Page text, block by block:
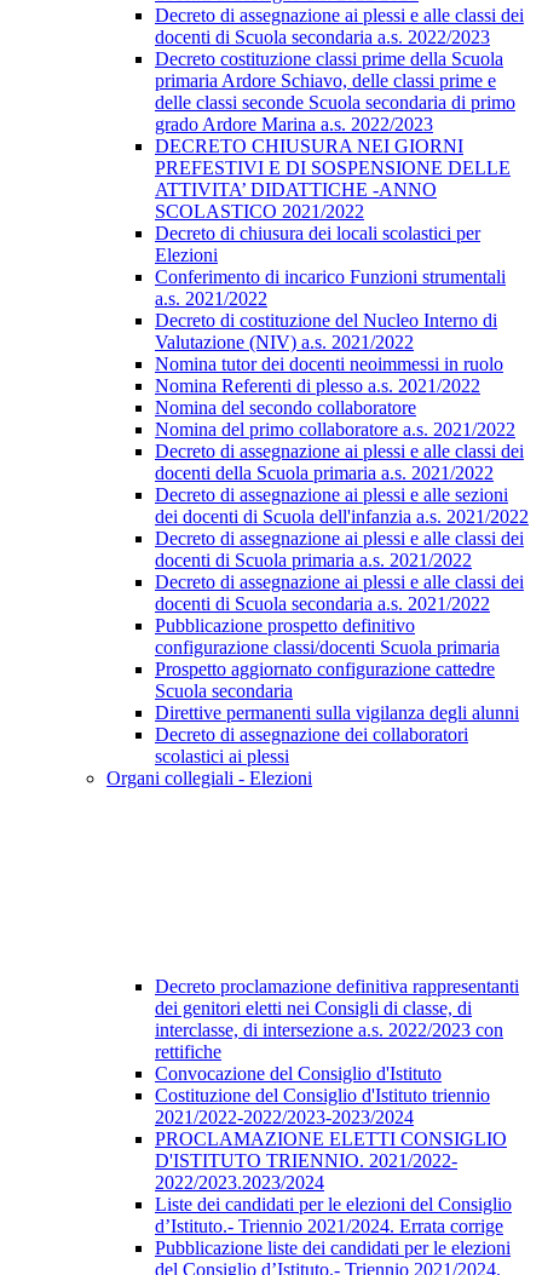
Decreto di assegnazione ai plessi e alle classi dei
docenti di Scuola secondaria a.s. 2022/2023
Decreto costituzione classi prime della Scuola
primaria Ardore Schiavo, delle classi prime e
delle classi seconde Scuola secondaria di primo
grado Ardore Marina a.s. 2022/2023
DECRETO CHIUSURA NEI GIORNI
PREFESTIVI E DI SOSPENSIONE DELLE
ATTIVITA’ DIDATTICHE -ANNO
SCOLASTICO 2021/2022
Decreto di chiusura dei locali scolastici per
Elezioni
Conferimento di incarico Funzioni strumentali
a.s. 2021/2022
Decreto di costituzione del Nucleo Interno di
Valutazione (NIV) a.s. 2021/2022
Nomina tutor dei docenti neoimmessi in ruolo
Nomina Referenti di plesso a.s. 2021/2022
Nomina del secondo collaboratore
Nomina del primo collaboratore a.s. 2021/2022
Decreto di assegnazione ai plessi e alle classi dei
docenti della Scuola primaria a.s. 2021/2022
Decreto di assegnazione ai plessi e alle sezioni
dei docenti di Scuola dell'infanzia a.s. 2021/2022
Decreto di assegnazione ai plessi e alle classi dei
docenti di Scuola primaria a.s. 2021/2022
Decreto di assegnazione ai plessi e alle classi dei
docenti di Scuola secondaria a.s. 2021/2022
Pubblicazione prospetto definitivo
configurazione classi/docenti Scuola primaria
Prospetto aggiornato configurazione cattedre
Scuola secondaria
Direttive permanenti sulla vigilanza degli alunni
Decreto di assegnazione dei collaboratori
scolastici ai plessi
Organi collegiali - Elezioni
Decreto proclamazione definitiva rappresentanti
dei genitori eletti nei Consigli di classe, di
interclasse, di intersezione a.s. 2022/2023 con
rettifiche
Convocazione del Consiglio d'Istituto
Costituzione del Consiglio d'Istituto triennio
2021/2022-2022/2023-2023/2024
PROCLAMAZIONE ELETTI CONSIGLIO
D'ISTITUTO TRIENNIO. 2021/2022-
2022/2023.2023/2024
Liste dei candidati per le elezioni del Consiglio
d’Istituto.- Triennio 2021/2024. Errata corrige
Pubblicazione liste dei candidati per le elezioni
del Consiglio d’Istituto.- Triennio 2021/2024.